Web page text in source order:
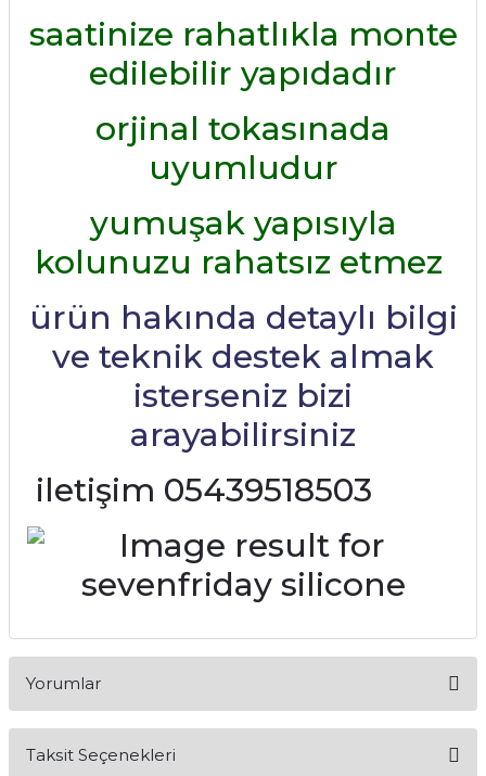
saatinize rahatlıkla monte
edilebilir yapıdadır
orjinal tokasınada
uyumludur
yumuşak yapısıyla
kolunuzu rahatsız etmez
ürün hakında detaylı bilgi
ve teknik destek almak
isterseniz bizi
arayabilirsiniz
iletişim 05439518503
Yorumlar
Taksit Seçenekleri